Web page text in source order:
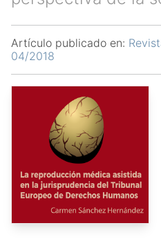
Artículo publicado en:
04/2018